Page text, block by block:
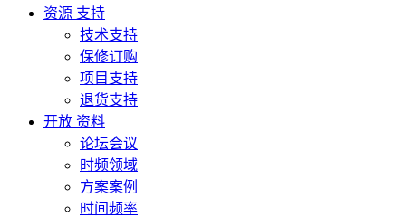
资源 支持
技术支持
保修订购
项目支持
退货支持
开放 资料
论坛会议
时频领域
方案案例
时间频率